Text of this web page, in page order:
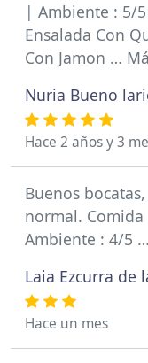
| Ambiente : 5/
Ensalada Con
Con Jamon …
Nuria Bueno
Hace 2 años y 3
Buenos
normal.
Ambiente : 4/5
Laia Ezcurra de
Hace un mes